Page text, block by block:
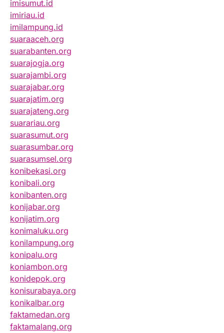
imisumut.id
imiriau.id
imilampung.id
suaraaceh.org
suarabanten.org
suarajogja.org
suarajambi.org
suarajabar.org
suarajatim.org
suarajateng.org
suarariau.org
suarasumut.org
suarasumbar.org
suarasumsel.org
konibekasi.org
konibali.org
konibanten.org
konijabar.org
konijatim.org
konimaluku.org
konilampung.org
konipalu.org
koniambon.org
konidepok.org
konisurabaya.org
konikalbar.org
faktamedan.org
faktamalang.org